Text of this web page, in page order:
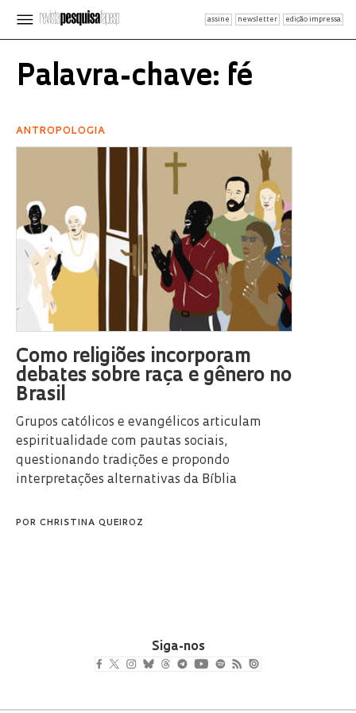
assine newsletter edição impressa
Palavra-chave: fé
ANTROPOLOGIA
Como religiões incorporam
debates sobre raça e gênero no
Brasil
Grupos católicos e evangélicos articulam
espiritualidade com pautas sociais,
questionando tradições e propondo
interpretações alternativas da Bíblia
POR CHRISTINA QUEIROZ
Siga-nos